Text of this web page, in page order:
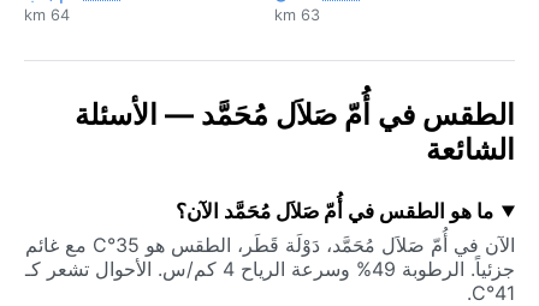
63 km
64 km
الطقس في أُمّ صَلاَل مُحَمَّد — الأسئلة
الشائعة
ما هو الطقس في أُمّ صَلاَل مُحَمَّد الآن؟
الآن في أُمّ صَلاَل مُحَمَّد، دَوْلَة قَطَر، الطقس هو 35°C مع غائم
جزئياً. الرطوبة 49% وسرعة الرياح 4 كم/س. الأحوال تشعر كـ
41°C.